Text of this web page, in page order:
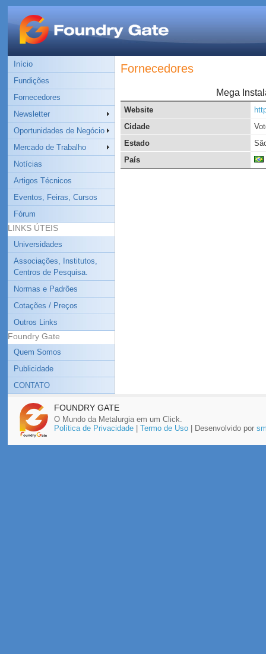
Início
Fundições
Fornecedores
Newsletter
Oportunidades de Negócio
Mercado de Trabalho
Notícias
Artigos Técnicos
Eventos, Feiras, Cursos
Fórum
LINKS ÚTEIS
Universidades
Associações, Institutos,
Centros de Pesquisa.
Normas e Padrões
Cotações / Preços
Outros Links
Foundry Gate
Quem Somos
Publicidade
CONTATO
Fornecedores
Mega
Website
Cidade
Estado
País
FOUNDRY GATE
O Mundo da Metalurgia em um Click.
Política de Privacidade| Termo de Uso| Desenvolvido por